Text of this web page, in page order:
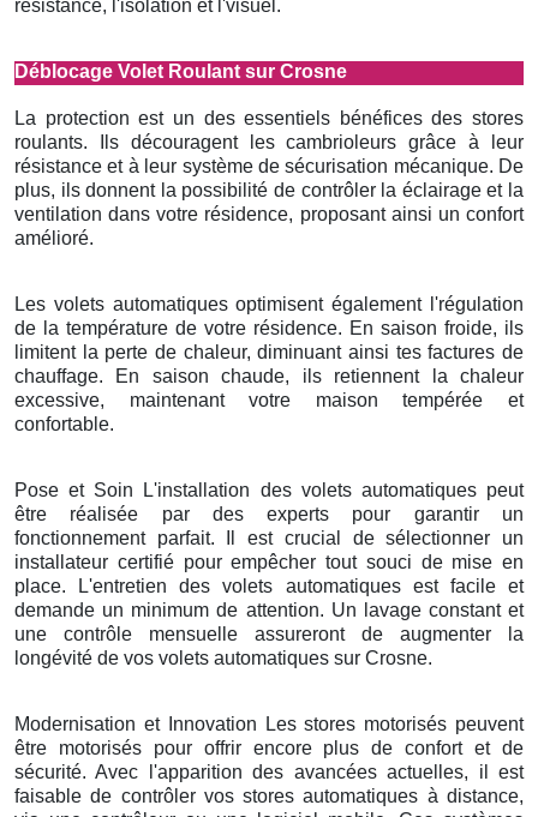
résistance, l'isolation et l'visuel.
Déblocage Volet Roulant sur Crosne
La protection est un des essentiels bénéfices des stores
roulants. Ils découragent les cambrioleurs grâce à leur
résistance et à leur système de sécurisation mécanique. De
plus, ils donnent la possibilité de contrôler la éclairage et la
ventilation dans votre résidence, proposant ainsi un confort
amélioré.
Les volets automatiques optimisent également l'régulation
de la température de votre résidence. En saison froide, ils
limitent la perte de chaleur, diminuant ainsi tes factures de
chauffage. En saison chaude, ils retiennent la chaleur
excessive, maintenant votre maison tempérée et
confortable.
Pose et Soin L'installation des volets automatiques peut
être réalisée par des experts pour garantir un
fonctionnement parfait. Il est crucial de sélectionner un
installateur certifié pour empêcher tout souci de mise en
place. L'entretien des volets automatiques est facile et
demande un minimum de attention. Un lavage constant et
une contrôle mensuelle assureront de augmenter la
longévité de vos volets automatiques sur Crosne.
Modernisation et Innovation Les stores motorisés peuvent
être motorisés pour offrir encore plus de confort et de
sécurité. Avec l'apparition des avancées actuelles, il est
faisable de contrôler vos stores automatiques à distance,